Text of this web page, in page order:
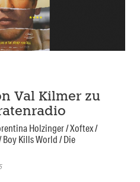
Val Kilmer zu
Holzinger / Xoftex /
Boy Kills World / Die